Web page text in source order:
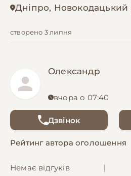
Дніпро, Новокодацький
створено 3 липня
Олександр
вчора о 07:40
Дзвінок
Рейтинг автора оголошення
Немає відгуків